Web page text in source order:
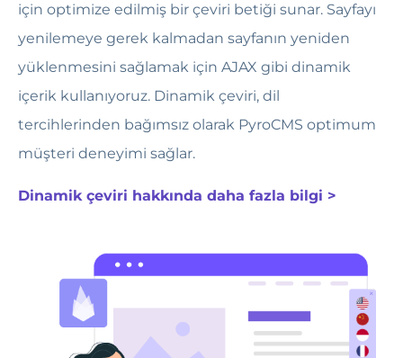
için optimize edilmiş bir çeviri betiği sunar. Sayfayı
yenilemeye gerek kalmadan sayfanın yeniden
yüklenmesini sağlamak için AJAX gibi dinamik
içerik kullanıyoruz. Dinamik çeviri, dil
tercihlerinden bağımsız olarak PyroCMS optimum
müşteri deneyimi sağlar.
Dinamik çeviri hakkında daha fazla bilgi >